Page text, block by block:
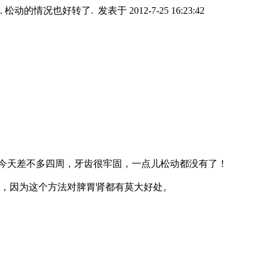
松动的情况也好转了. 发表于 2012-7-25 16:23:42
差不多四周，牙齿很牢固，一点儿松动都没有了！
因为这个方法对脾胃肾都有莫大好处。